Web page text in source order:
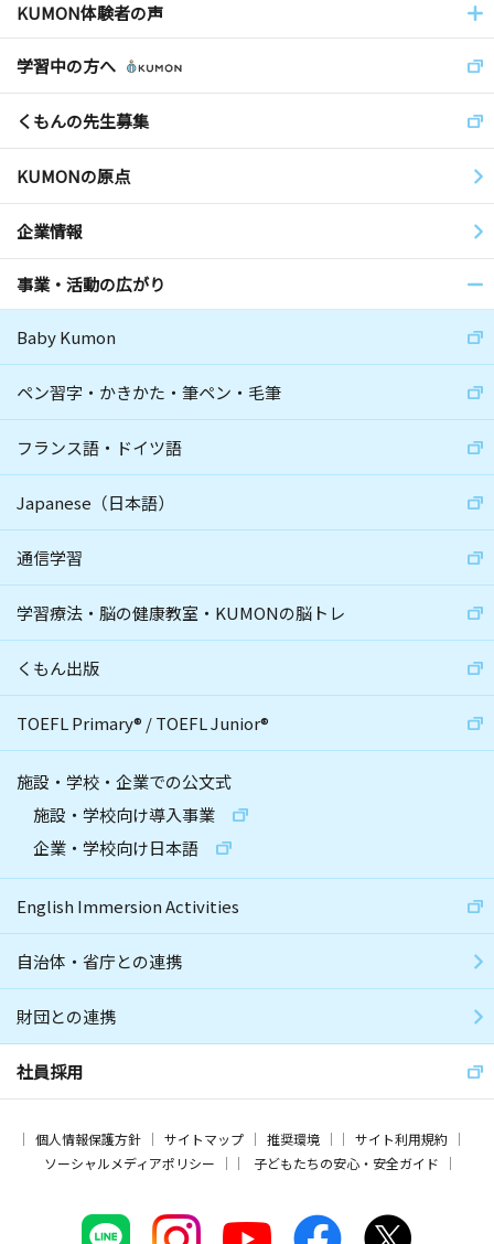
KUMON体験者の声
学習中の方へ
くもんの先生募集
KUMONの原点
企業情報
事業・活動の広がり
Baby Kumon
ペン習字・かきかた・筆ペン・毛筆
フランス語・ドイツ語
Japanese（日本語）
通信学習
学習療法・脳の健康教室・KUMONの脳トレ
くもん出版
TOEFL Primary® /TOEFL Junior®
施設・学校・企業での公文式
施設・学校向け導入事業
企業・学校向け日本語
English Immersion Activities
自治体・省庁との連携
財団との連携
社員採用
個人情報保護方針 サイトマップ 推奨環境
サイト利用規約
ソーシャルメディアポリシー
子どもたちの安心・安全ガイド